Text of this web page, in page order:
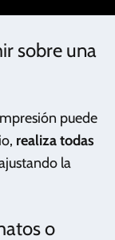
sobre una
puede
realiza todas
la
o